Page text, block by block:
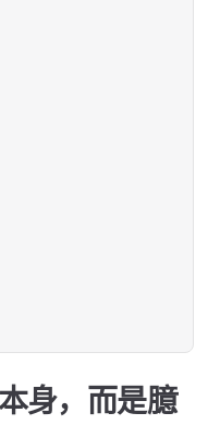
身，而是臆